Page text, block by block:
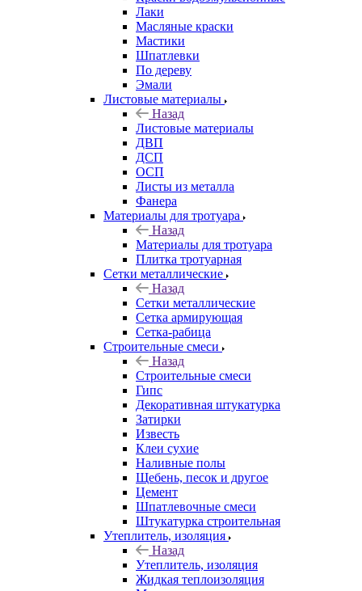
Лаки
Масляные краски
Мастики
Шпатлевки
По дереву
Эмали
Листовые материалы
Назад
Листовые материалы
ДВП
ДСП
ОСП
Листы из металла
Фанера
Материалы для тротуара
Назад
Материалы для тротуара
Плитка тротуарная
Сетки металлические
Назад
Сетки металлические
Сетка армирующая
Сетка-рабица
Строительные смеси
Назад
Строительные смеси
Гипс
Декоративная штукатурка
Затирки
Известь
Клеи сухие
Наливные полы
Щебень, песок и другое
Цемент
Шпатлевочные смеси
Штукатурка строительная
Утеплитель, изоляция
Назад
Утеплитель, изоляция
Жидкая теплоизоляция